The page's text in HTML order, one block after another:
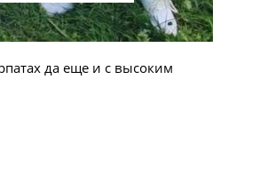
да еще и с высоким